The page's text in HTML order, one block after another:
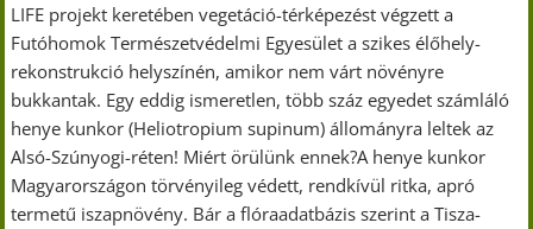
LIFE projekt keretében vegetáció-térképezést végzett a
Futóhomok Természetvédelmi Egyesület a szikes élőhely-
rekonstrukció helyszínén, amikor nem várt növényre
bukkantak. Egy eddig ismeretlen, több száz egyedet számláló
henye kunkor (Heliotropium supinum) állományra leltek az
Alsó-Szúnyogi-réten! Miért örülünk ennek?A henye kunkor
Magyarországon törvényileg védett, rendkívül ritka, apró
termetű iszapnövény. Bár a flóraadatbázis szerint a Tisza-